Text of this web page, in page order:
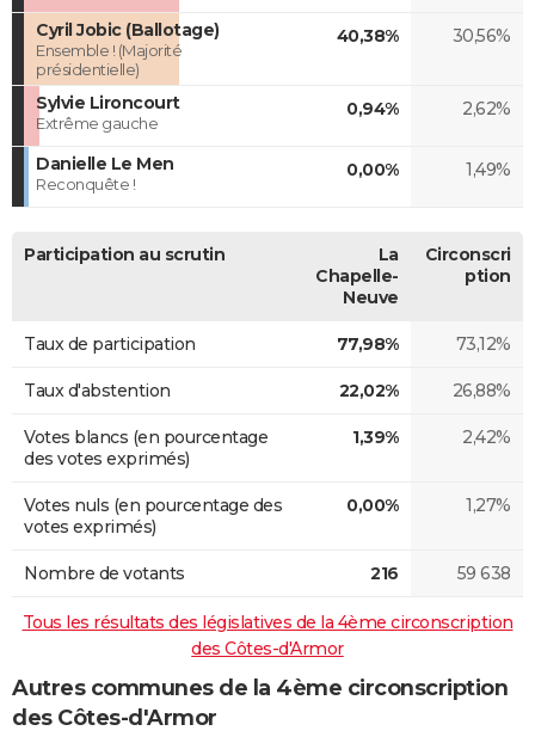
Cyril Jobic (Ballotage)
Ensemble ! (Majorité
présidentielle)
40,38% 30,56%
Sylvie Lironcourt
Extrême gauche
0,94% 2,62%
Danielle Le Men
Reconquête !
0,00% 1,49%
Participation au scrutin
La
Chapelle-
Neuve
Circonscri
ption
Taux de participation 77,98% 73,12%
Taux d'abstention 22,02% 26,88%
Votes blancs (en pourcentage
des votes exprimés)
1,39% 2,42%
Votes nuls (en pourcentage des
votes exprimés)
0,00% 1,27%
Nombre de votants 216 59 638
Tous les résultats des législatives de la 4ème circonscription
des Côtes-d'Armor
Autres communes de la 4ème circonscription
des Côtes-d'Armor